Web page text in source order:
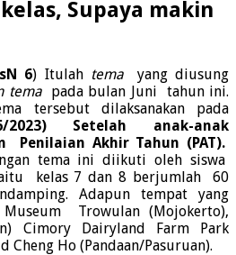
Supaya makin
6) Itulah tema
yang diusung
temapada bulan Juni tahun ini.
tersebut dilaksanakan pada
2023) Setelah anak-anak
Penilaian Akhir Tahun (PAT).
tema ini diikuti oleh siswa
kelas 7 dan 8 berjumlah 60
Adapun tempat yang
Trowulan (Mojokerto),
Cimory Dairyland Farm Park
Cheng Ho (Pandaan/Pasuruan).